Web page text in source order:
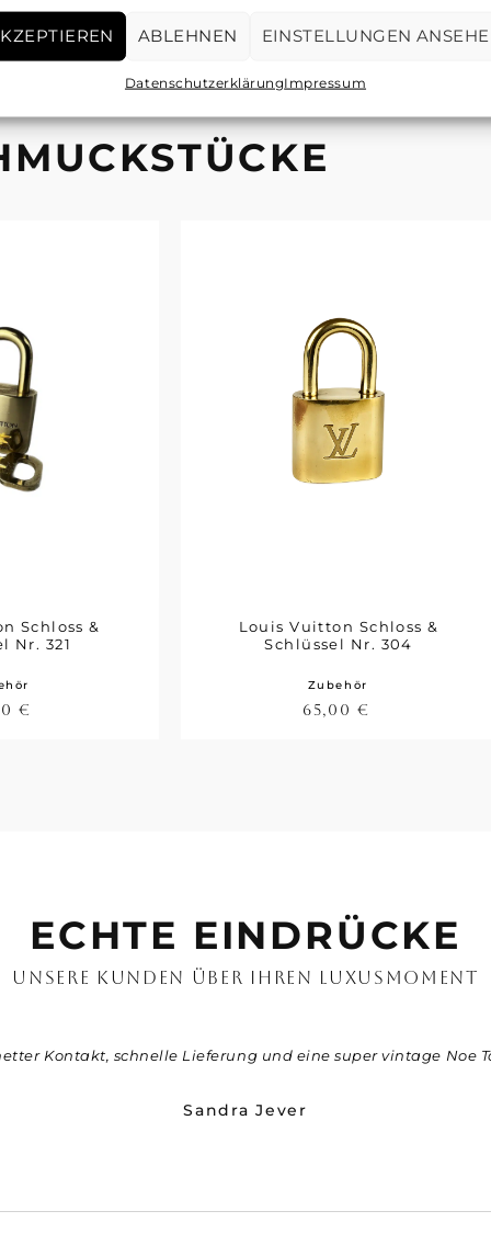
ABLEHNEN EINSTELLUNGEN
DatenschutzerklärungImpressum
Schloss &
Nr. 321
€
Zubehör
Louis Vuitton Schloss &
Schlüssel Nr. 304
65,00 €
ECHTE EINDRÜCKE
UNSERE KUNDEN ÜBER IHREN LUXUSMOMENT
Kontakt, schnelle Lieferung und eine super vintage Noe
Sandra Jever